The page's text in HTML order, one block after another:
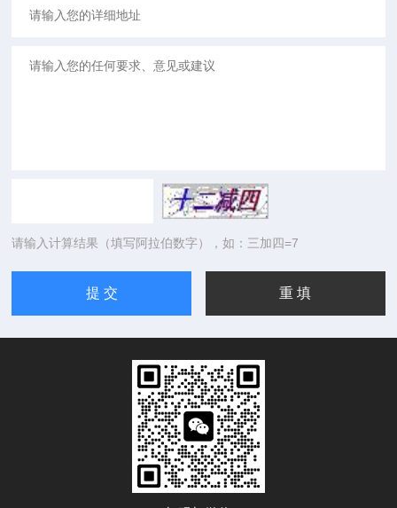
请输入计算结果（填写阿拉伯数字），如：三加四=7